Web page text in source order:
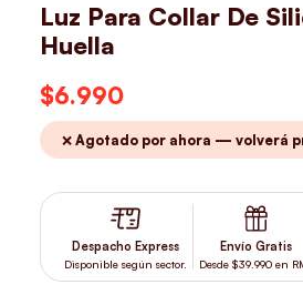
Luz Para Collar De
Huella
$6.990
❌ Agotado por ahora — volverá
Despacho Express
Disponible según sector.
Envío Gratis
Desde $39.990 en